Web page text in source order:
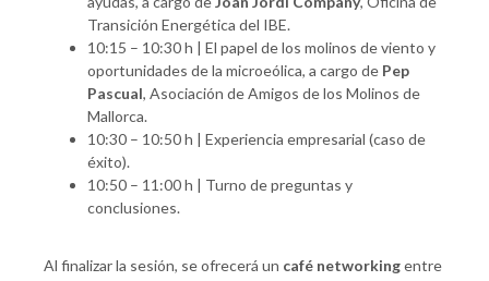
Transición Energética del IBE.
10:15 – 10:30 h | El papel de los molinos de viento y
oportunidades de la microeólica, a cargo de Pep
Pascual, Asociación de Amigos de los Molinos de
Mallorca.
10:30 – 10:50 h | Experiencia empresarial (caso de
éxito).
10:50 – 11:00 h | Turno de preguntas y
conclusiones.
Al finalizar la sesión, se ofrecerá un café networkingentre